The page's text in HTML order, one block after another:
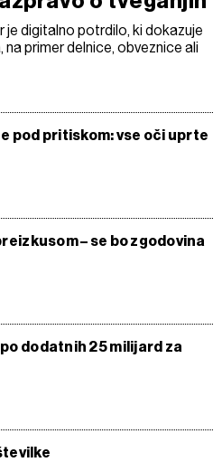
je digitalno potrdilo, ki dokazuje
primer delnice, obveznice ali
pod pritiskom: vse oči uprte
– se bo zgodovina
dodatnih 25 milijard za